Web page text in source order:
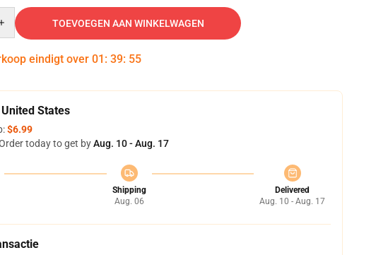
TOEVOEGEN AAN WINKELWAGEN
eindigt over 01 : 39: 54
States
$6.99
today to get byAug. 10 - Aug. 17
Shipping
Aug. 06
Delivered
Aug. 10 - Aug. 17